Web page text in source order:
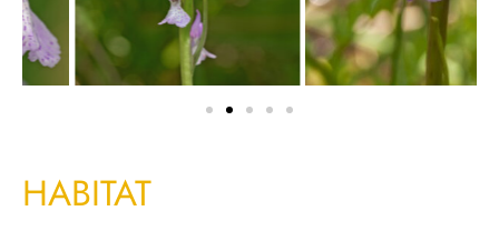
HABITAT